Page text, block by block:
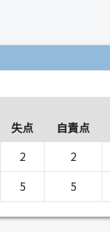
失点 自責点
2 2
5 5